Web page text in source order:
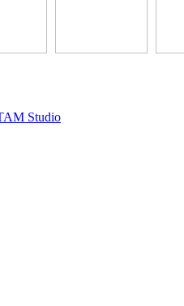
Studio